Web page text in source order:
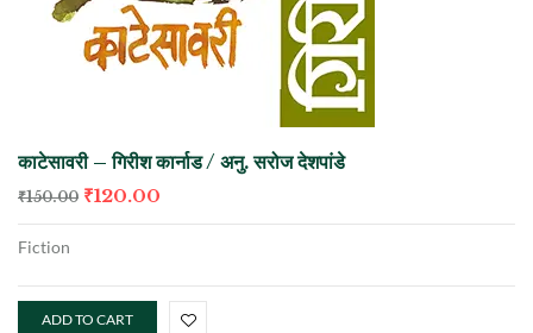
काटेसावरी – गिरीश कार्नाड / अनु. सरोज देशपांडे
₹150.00 ₹120.00
Fiction
ADD TO CART